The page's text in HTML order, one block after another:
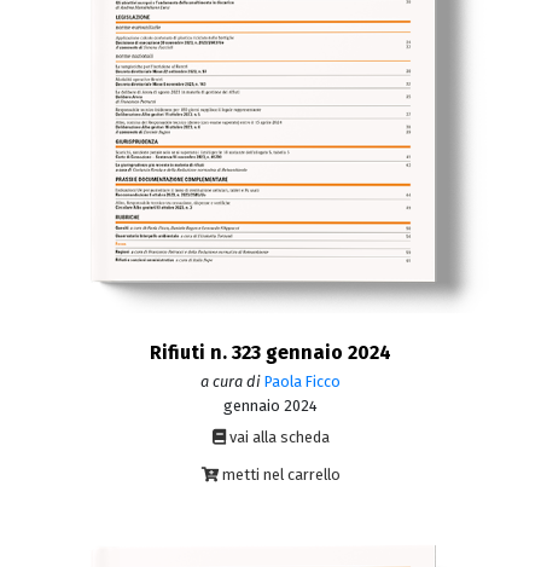
Rifiuti n. 323 gennaio 2024
a cura di Paola Ficco
gennaio 2024
vai alla scheda
metti nel carrello